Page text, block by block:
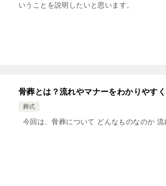
いうことを説明したいと思います。
骨葬とは？流れやマナーをわかりやす
葬式
今回は、骨葬について どんなものなのか 流